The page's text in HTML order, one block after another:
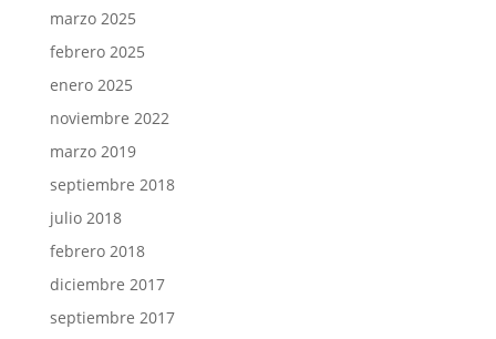
marzo 2025
febrero 2025
enero 2025
noviembre 2022
marzo 2019
septiembre 2018
julio 2018
febrero 2018
diciembre 2017
septiembre 2017